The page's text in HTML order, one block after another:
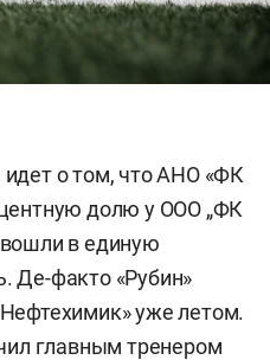
о том, что АНО «ФК
долю у ООО „ФК
в единую
Де-факто «Рубин»
уже летом.
главным тренером